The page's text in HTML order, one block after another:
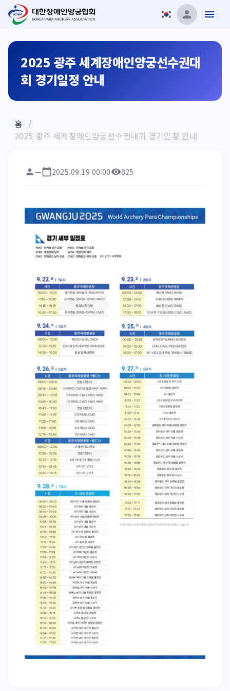
2025 광주 세계장애인양궁선수권대
회 경기일정 안내
홈 /
2025 광주 세계장애인양궁선수권대회 경기일정 안내
— 2025.09.19 00:00 825